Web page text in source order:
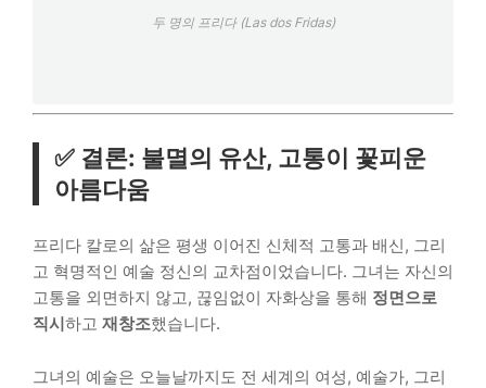
두 명의 프리다 (Las dos Fridas)
✅ 결론: 불멸의 유산, 고통이 꽃피운
아름다움
프리다 칼로의 삶은 평생 이어진 신체적 고통과 배신, 그리
고 혁명적인 예술 정신의 교차점이었습니다. 그녀는 자신의
고통을 외면하지 않고, 끊임없이 자화상을 통해 정면으로
직시하고 재창조했습니다.
그녀의 예술은 오늘날까지도 전 세계의 여성, 예술가, 그리